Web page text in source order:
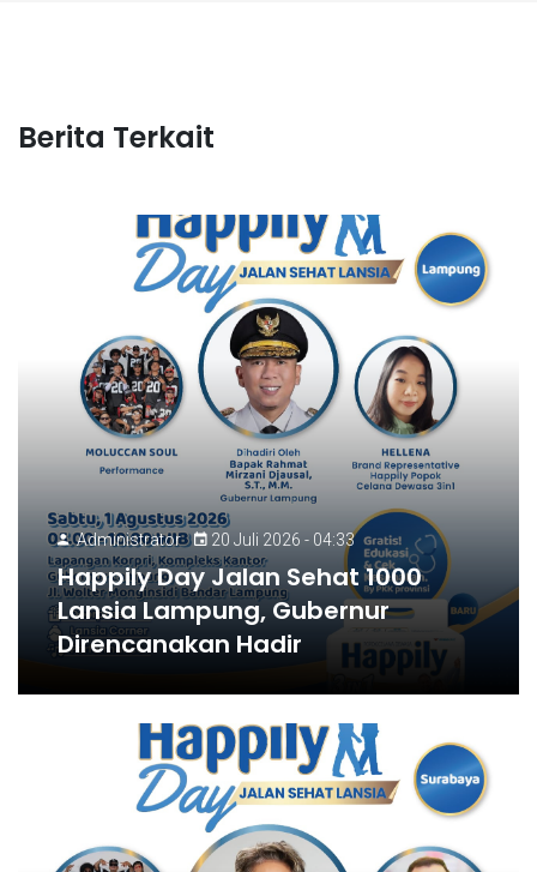
Berita Terkait
Administrator 20 Juli 2026 - 04:33
Happily Day Jalan Sehat 1000
Lansia Lampung, Gubernur
Direncanakan Hadir